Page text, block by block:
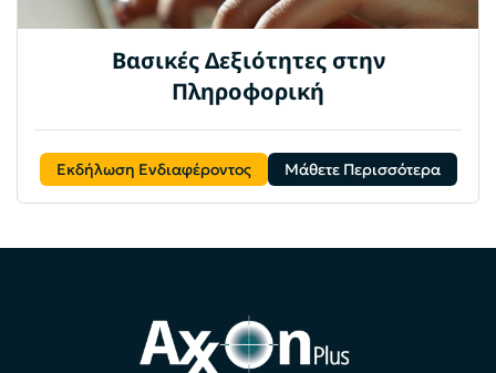
Βασικές Δεξιότητες στην
Πληροφορική
Εκδήλωση Ενδιαφέροντος Μάθετε Περισσότερα